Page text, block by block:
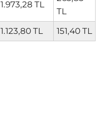
1.973,28 TL
TL
1.123,80 TL 151,40 TL